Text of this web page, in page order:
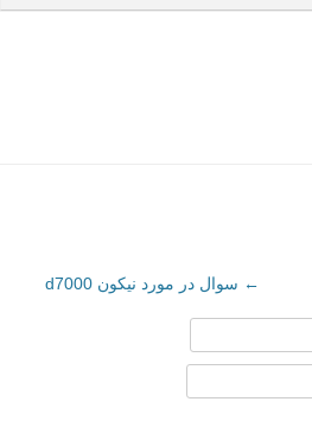
← سوال در مورد نیکون d7000